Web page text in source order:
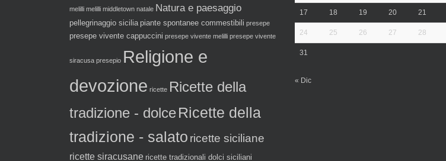
melilli melilli middletown natale Natura e paesaggio
pellegrinaggio sicilia piante spontanee commestibili presepe
presepe vivente cappuccini presepe vivente melilli presepe vivente
siracusa presepio Religione e
devozione ricette Ricette della
tradizione - dolceRicette della
tradizione - salato ricette siciliane
ricette siracusane ricette tradizionali dolci siciliani
17 18 19 20 21
24 25 26 27 28
31
« Dic